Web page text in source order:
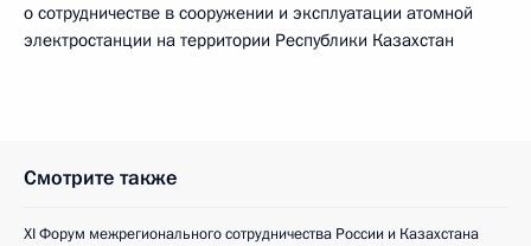
о сотрудничестве в сооружении и эксплуатации атомной
электростанции на территории Республики Казахстан
Смотрите также
XI Форум межрегионального сотрудничества России и Казахстана